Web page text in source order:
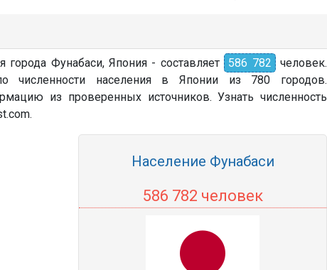
города Фунабаси, Япония - составляет 586 782 человек.
численности населения в Японии из 780 городов.
из проверенных источников. Узнать численность
Население Фунабаси
586 782 человек